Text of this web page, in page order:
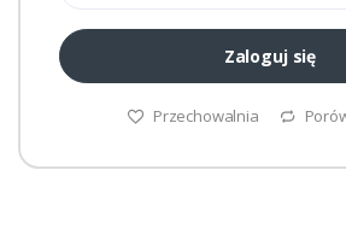
Zaloguj się
Przechowalnia